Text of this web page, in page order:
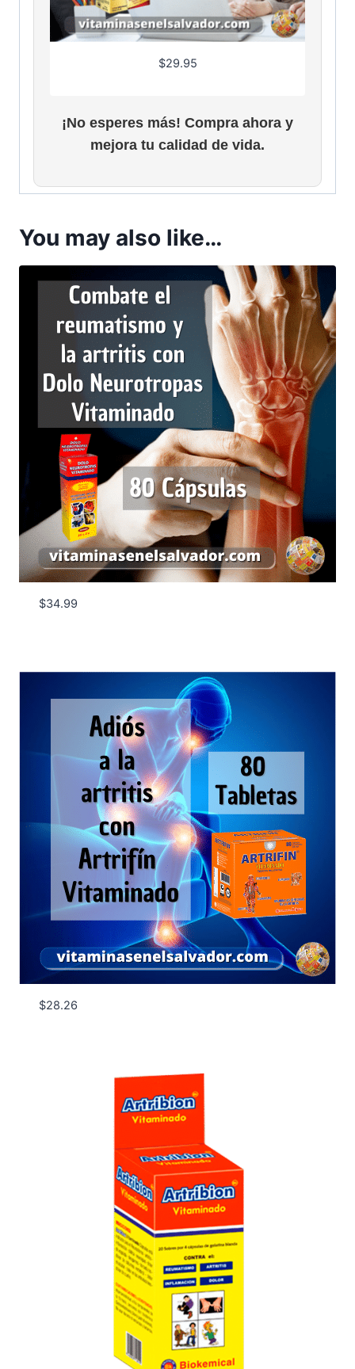
$29.95
¡No esperes más! Compra ahora y
mejora tu calidad de vida.
You may also like…
$34.99
$28.26